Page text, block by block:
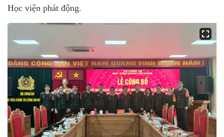
Học viện phát động.